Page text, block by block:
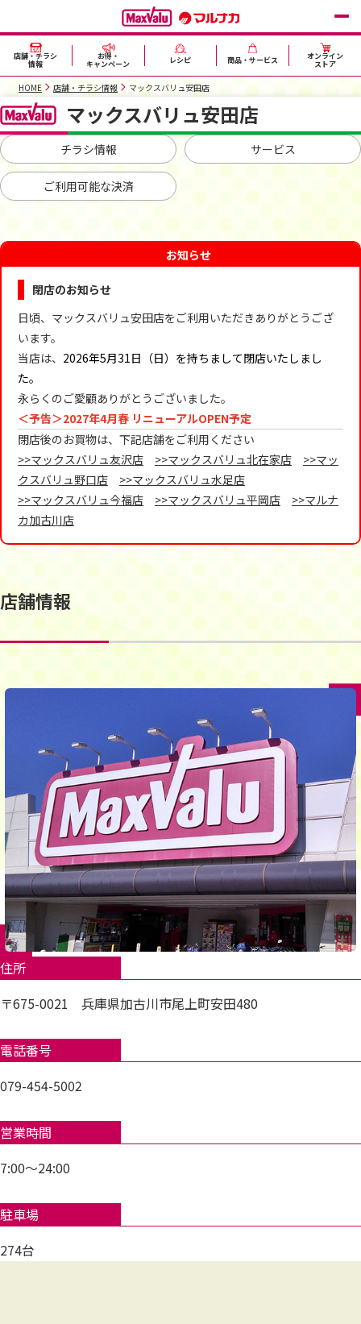
店舗・チラシ
情報
お得・
キャンペーン レシピ 商品・サービス オンライン
ストア
HOME 店舗・チラシ情報 マックスバリュ安田店
マックスバリュ安田店
チラシ情報 サービス
ご利用可能な決済
お知らせ
閉店のお知らせ
日頃、マックスバリュ安田店をご利用いただきありがとうござ
います。
当店は、 2026年5月31日（日）を持ちまして閉店いたしまし
た。
永らくのご愛顧ありがとうございました。
＜予告＞2027年4月春 リニューアルOPEN予定
閉店後のお買物は、下記店舗をご利用ください
>>マックスバリュ友沢店
>>マックスバリュ北在家店
>>マッ
クスバリュ野口店
>>マックスバリュ水足店
>>マックスバリュ今福店
>>マックスバリュ平岡店
>>マルナ
カ加古川店
店舗情報
住所
〒675-0021 兵庫県加古川市尾上町安田480
電話番号
079-454-5002
営業時間
7:00～24:00
駐車場
274台